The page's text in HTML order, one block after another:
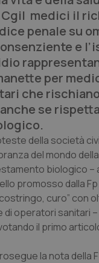
Giulia
coronaropatie
Cgil medici il
penale su
e
per
che
se
della società
del mondo
biologico –
promosso dalla Fp
curo” con
di operatori sanitari
il primo
la nota della